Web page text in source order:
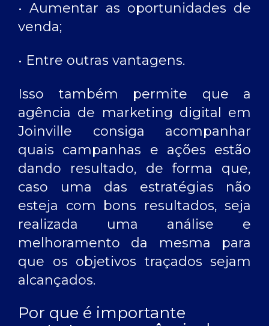
• Aumentar as oportunidades de
venda;
• Entre outras vantagens.
Isso também permite que a
agência de marketing digital em
Joinville consiga acompanhar
quais campanhas e ações estão
dando resultado, de forma que,
caso uma das estratégias não
esteja com bons resultados, seja
realizada uma análise e
melhoramento da mesma para
que os objetivos traçados sejam
alcançados.
Por que é importante